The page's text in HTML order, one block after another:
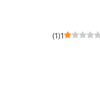
1
(
1
)